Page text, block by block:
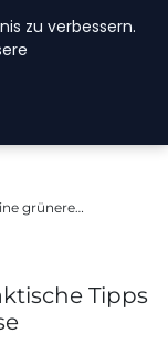
grünere…
Tipps
zu verbessern.